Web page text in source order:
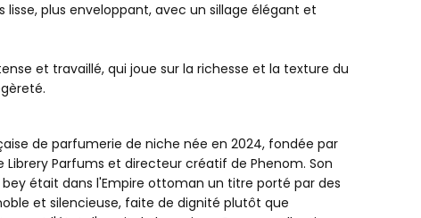
lisse, plus enveloppant, avec un sillage élégant et
et travaillé, qui joue sur la richesse et la texture du
de parfumerie de niche née en 2024, fondée par
Librery Parfums et directeur créatif de Phenom. Son
était dans l'Empire ottoman un titre porté par des
et silencieuse, faite de dignité plutôt que
RAPIDE